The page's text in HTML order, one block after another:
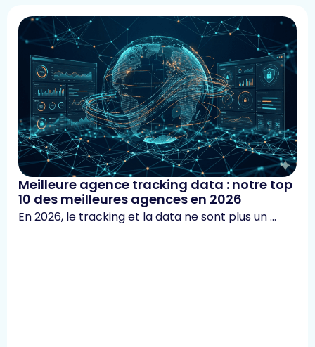
Meilleure agence tracking data : notre top
10 des meilleures agences en 2026
En 2026, le tracking et la data ne sont plus un …